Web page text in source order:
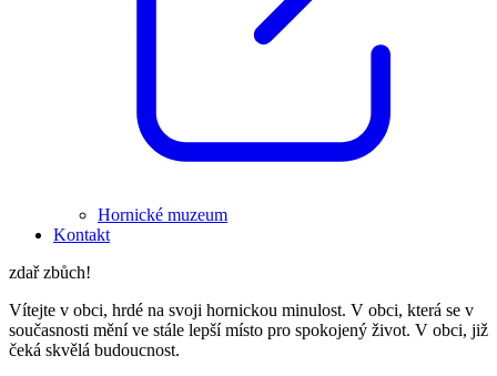
Hornické muzeum
Kontakt
zdař zbůch!
Vítejte v obci, hrdé na svoji hornickou minulost. V obci, která se v
současnosti mění ve stále lepší místo pro spokojený život. V obci, již
čeká skvělá budoucnost.